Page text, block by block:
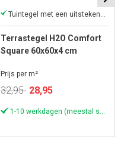
Tuintegel met een uitstekende voetcomfort
Terrastegel H2O Comfort
Square 60x60x4 cm
Prijs per m²
32,95 Speciale
28,95